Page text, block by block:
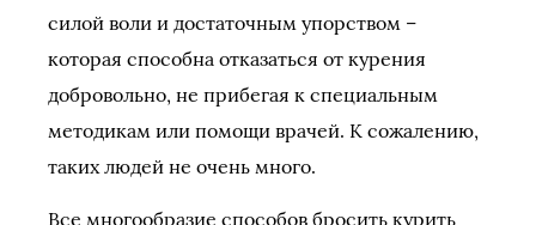
силой воли и достаточным упорством –
которая способна отказаться от курения
добровольно, не прибегая к специальным
методикам или помощи врачей. К сожалению,
таких людей не очень много.
Все многообразие способов бросить курить